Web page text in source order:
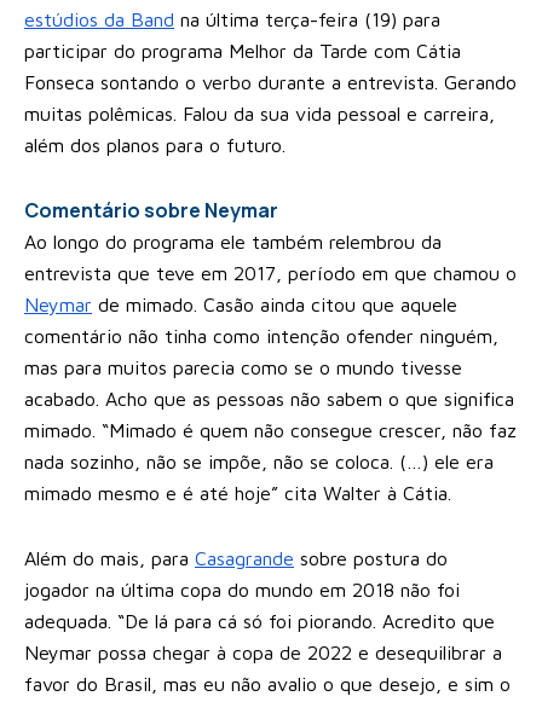
estúdios da Band na última terça-feira (19) para
participar do programa Melhor da Tarde com Cátia
Fonseca sontando o verbo durante a entrevista. Gerando
muitas polêmicas. Falou da sua vida pessoal e carreira,
além dos planos para o futuro.
Comentário sobre Neymar
Ao longo do programa ele também relembrou da
entrevista que teve em 2017, período em que chamou o
Neymar de mimado. Casão ainda citou que aquele
comentário não tinha como intenção ofender ninguém,
mas para muitos parecia como se o mundo tivesse
acabado. Acho que as pessoas não sabem o que significa
mimado. “Mimado é quem não consegue crescer, não faz
nada sozinho, não se impõe, não se coloca. (…) ele era
mimado mesmo e é até hoje” cita Walter à Cátia.
Além do mais, para Casagrande sobre postura do
jogador na última copa do mundo em 2018 não foi
adequada. “De lá para cá só foi piorando. Acredito que
Neymar possa chegar à copa de 2022 e desequilibrar a
favor do Brasil, mas eu não avalio o que desejo, e sim o